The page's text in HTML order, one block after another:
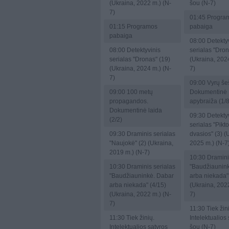
(Ukraina, 2022 m.) (N-
7)
01:15 Programos
pabaiga
08:00 Detektyvinis
serialas "Dronas" (19)
(Ukraina, 2024 m.) (N-
7)
09:00 100 metų
propagandos.
Dokumentinė laida
(2/2)
09:30 Draminis serialas
"Naujokė" (2) (Ukraina,
2019 m.) (N-7)
10:30 Draminis serialas
"Baudžiauninkė. Dabar
arba niekada" (4/15)
(Ukraina, 2022 m.) (N-
7)
11:30 Tiek žinių.
Intelektualios satyros
šou (N-7)
01:45
pabaiga
08:00
serialas
(Ukraina,
7)
09:00 Vyrų
Dokumentinė
apybraiža (1/
09:30
serialas
dvasios" (3)
2025 m.) (N-
10:30
arba
(Ukraina,
7)
11:30 Tiek
Intelektualios
šou (N-7)